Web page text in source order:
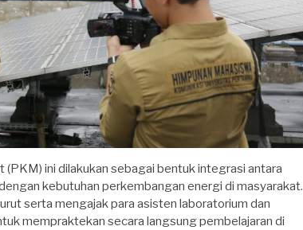
ini dilakukan sebagai bentuk integrasi antara
kebutuhan perkembangan energi di masyarakat.
serta mengajak para asisten laboratorium dan
mempraktekan secara langsung pembelajaran di